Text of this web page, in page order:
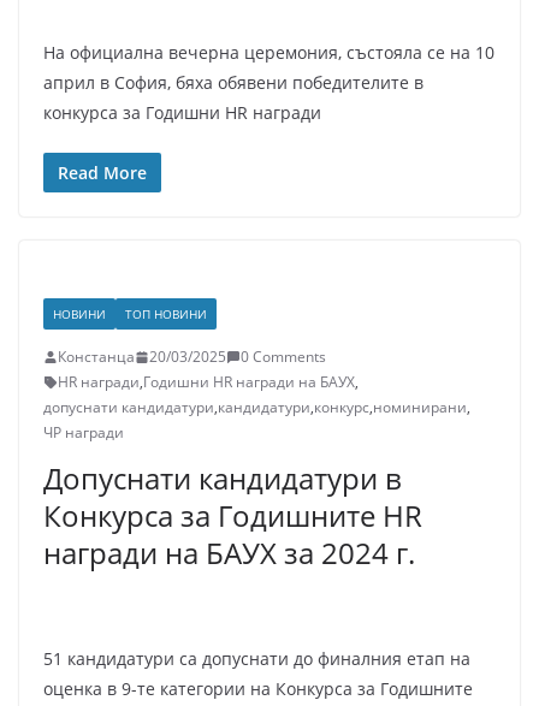
На официална вечерна церемония, състояла се на 10
април в София, бяха обявени победителите в
конкурса за Годишни HR награди
Read More
НОВИНИ ТОП НОВИНИ
Констанца 20/03/2025
0 Comments
HR награди,Годишни HR награди на БАУХ,
допуснати кандидатури,кандидатури,конкурс,номинирани,
ЧР награди
Допуснати кандидатури в
Конкурса за Годишните HR
награди на БАУХ за 2024 г.
51 кандидатури са допуснати до финалния етап на
оценка в 9-те категории на Конкурса за Годишните